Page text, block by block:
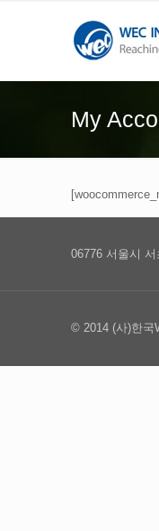
My
06776 서울시
© 2014 (사)한국